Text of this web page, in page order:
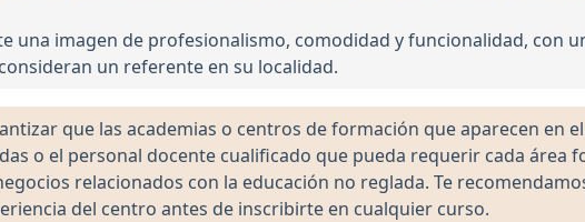
una imagen de profesionalismo, comodidad y funcionalidad, con
un referente en su localidad.
que las academias o centros de formación que aparecen en
o el personal docente cualificado que pueda requerir cada área
relacionados con la educación no reglada. Te
del centro antes de inscribirte en cualquier curso.